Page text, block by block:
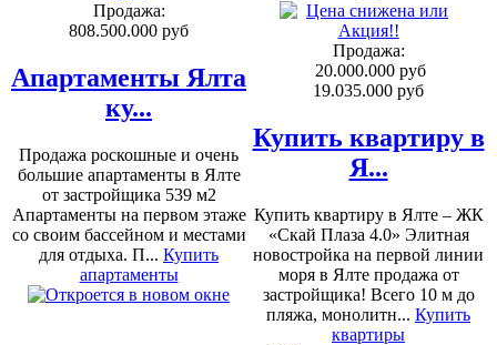
Продажа:
808.500.000 руб
Апартаменты Ялта
ку...
Продажа роскошные и очень
большие апартаменты в Ялте
от застройщика 539 м2
Апартаменты на первом этаже
со своим бассейном и местами
для отдыха. П... Купить
апартаменты
Продажа:
20.000.000 руб
19.035.000 руб
Купить квартиру в
Я...
Купить квартиру в Ялте – ЖК
«Скай Плаза 4.0» Элитная
новостройка на первой линии
моря в Ялте продажа от
застройщика! Всего 10 м до
пляжа, монолитн... Купить
квартиры